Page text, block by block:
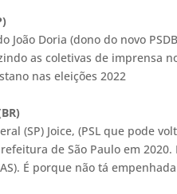
João Doria (dono do novo
as coletivas de imprensa
nas eleições 2022
(SP) Joice, (PSL que pode
de São Paulo em
É porque não tá empenhada